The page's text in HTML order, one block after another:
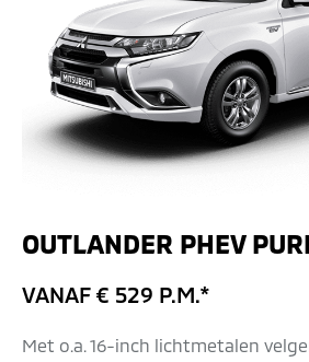
OUTLANDER PHEV
VANAF € 529 P.M.*
Met o.a. 16-inch lichtmetalen